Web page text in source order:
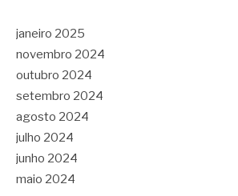
janeiro 2025
novembro 2024
outubro 2024
setembro 2024
agosto 2024
julho 2024
junho 2024
maio 2024